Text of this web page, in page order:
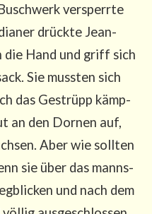
ver­sperr­te
drück­te Jean-
die Hand und griff sich
Sie muss­ten sich
das Gestrüpp kämp­
an den Dor­nen auf,
Aber wie soll­ten
sie über das manns­
und nach dem